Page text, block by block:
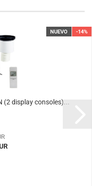
NUEVO -14%
(2 display consoles)...